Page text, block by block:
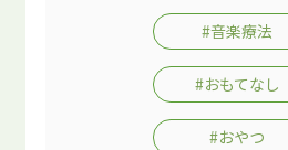
#音楽療法
#おもてなし
#おやつ